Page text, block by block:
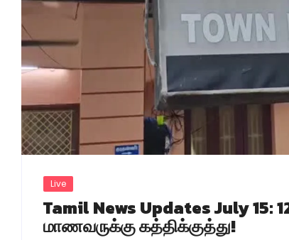
Live
Tamil News Updates July
மாணவருக்கு கத்திக்குத்து!